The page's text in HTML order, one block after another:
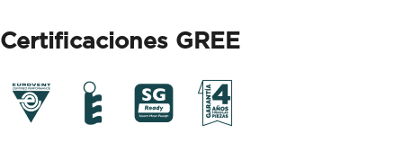
Certificaciones GREE